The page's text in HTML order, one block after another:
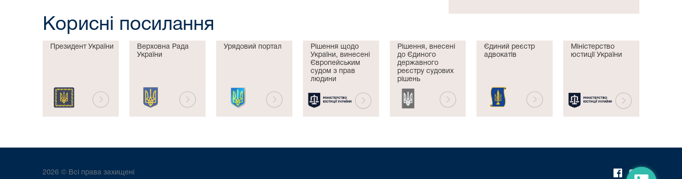
Корисні посилання
Президент України
Верховна Рада
України
Урядовий портал
Рішення щодо
України, винесені
Європейським
судом з прав
людини
Рішення, внесені
до Єдиного
державного
реєстру судових
рішень
Єдиний реєстр
адвокатів
Міністерство
юстиції України
2026 © Всі права захищені